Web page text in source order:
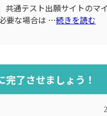
共通テスト出願サイトのマ
要な場合は …続きを読む
了させましょう！